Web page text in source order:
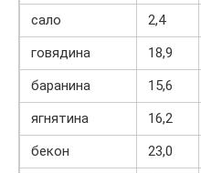
сало
2,4
говядина
18,9
баранина
15,6
ягнятина
16,2
бекон
23,0